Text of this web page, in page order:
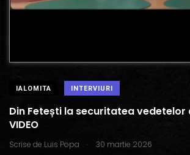
IALOMITA INTERVIURI
Din Fetești la securitatea vedetelor
VIDEO
Scrise de Luis Popa . 30 martie 2026